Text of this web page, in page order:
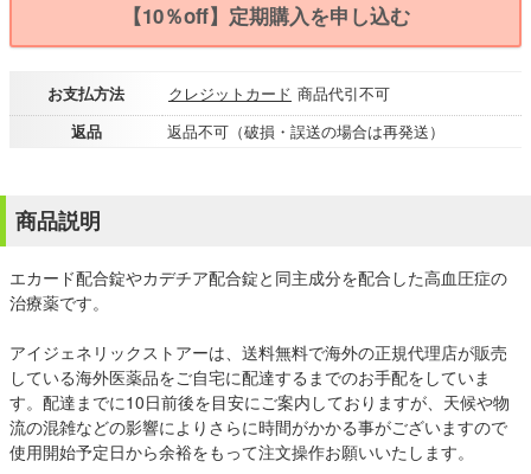
【10％off】定期購入を申し込む
お支払方法 クレジットカード 商品代引不可
返品
返品不可（破損・誤送の場合は再発送）
商品説明
エカード配合錠やカデチア配合錠と同主成分を配合した高血圧症の
治療薬です。
アイジェネリックストアーは、送料無料で海外の正規代理店が販売
している海外医薬品をご自宅に配達するまでのお手配をしていま
す。配達までに10日前後を目安にご案内しておりますが、天候や物
流の混雑などの影響によりさらに時間がかかる事がございますので
使用開始予定日から余裕をもって注文操作お願いいたします。